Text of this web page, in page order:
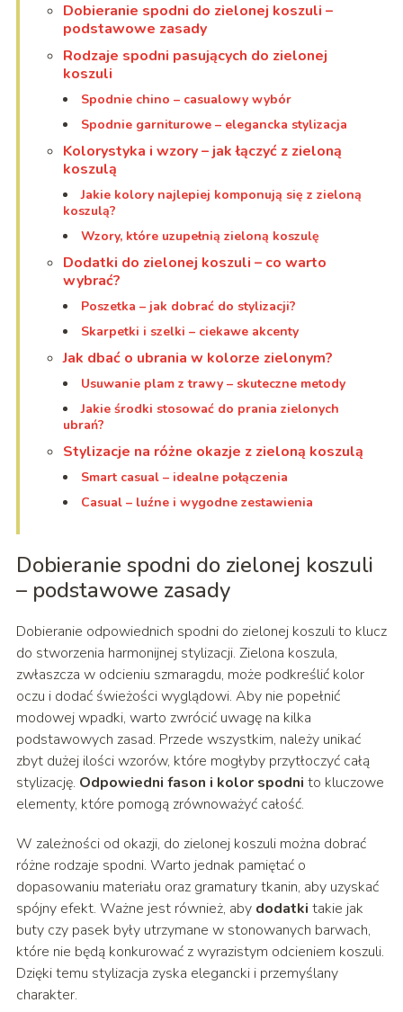
Dobieranie spodni do zielonej koszuli –
podstawowe zasady
Rodzaje spodni pasujących do zielonej
koszuli
Spodnie chino – casualowy wybór
Spodnie garniturowe – elegancka stylizacja
Kolorystyka i wzory – jak łączyć z zieloną
koszulą
Jakie kolory najlepiej komponują się z zieloną
koszulą?
Wzory, które uzupełnią zieloną koszulę
Dodatki do zielonej koszuli – co warto
wybrać?
Poszetka – jak dobrać do stylizacji?
Skarpetki i szelki – ciekawe akcenty
Jak dbać o ubrania w kolorze zielonym?
Usuwanie plam z trawy – skuteczne metody
Jakie środki stosować do prania zielonych
ubrań?
Stylizacje na różne okazje z zieloną koszulą
Smart casual – idealne połączenia
Casual – luźne i wygodne zestawienia
Dobieranie spodni do zielonej koszuli
– podstawowe zasady
Dobieranie odpowiednich spodni do zielonej koszuli to klucz
do stworzenia harmonijnej stylizacji. Zielona koszula,
zwłaszcza w odcieniu szmaragdu, może podkreślić kolor
oczu i dodać świeżości wyglądowi. Aby nie popełnić
modowej wpadki, warto zwrócić uwagę na kilka
podstawowych zasad. Przede wszystkim, należy unikać
zbyt dużej ilości wzorów, które mogłyby przytłoczyć całą
stylizację. Odpowiedni fason i kolor spodni to kluczowe
elementy, które pomogą zrównoważyć całość.
W zależności od okazji, do zielonej koszuli można dobrać
różne rodzaje spodni. Warto jednak pamiętać o
dopasowaniu materiału oraz gramatury tkanin, aby uzyskać
spójny efekt. Ważne jest również, aby dodatki takie jak
buty czy pasek były utrzymane w stonowanych barwach,
które nie będą konkurować z wyrazistym odcieniem koszuli.
Dzięki temu stylizacja zyska elegancki i przemyślany
charakter.